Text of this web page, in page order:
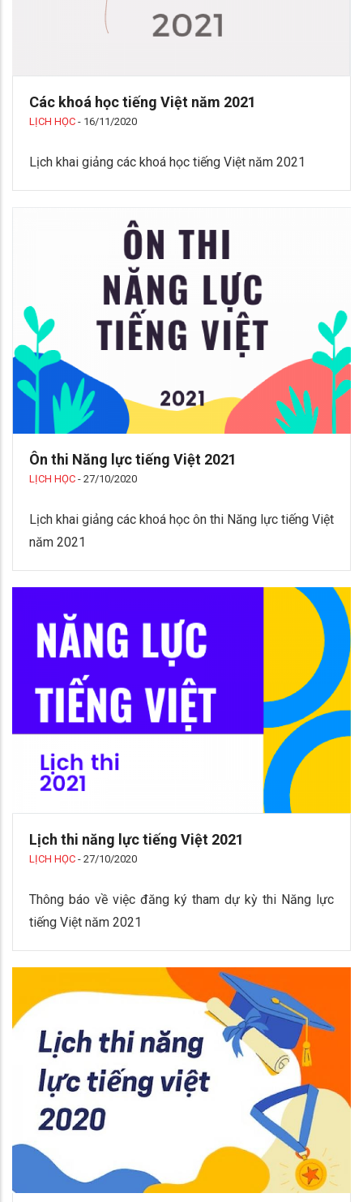
Các khoá học tiếng Việt năm 2021
LỊCH HỌC - 16/11/2020
Lịch khai giảng các khoá học tiếng Việt năm 2021
Ôn thi Năng lực tiếng Việt 2021
LỊCH HỌC - 27/10/2020
Lịch khai giảng các khoá học ôn thi Năng lực tiếng Việt
năm 2021
Lịch thi năng lực tiếng Việt 2021
LỊCH HỌC - 27/10/2020
Thông báo về việc đăng ký tham dự kỳ thi Năng lực
tiếng Việt năm 2021